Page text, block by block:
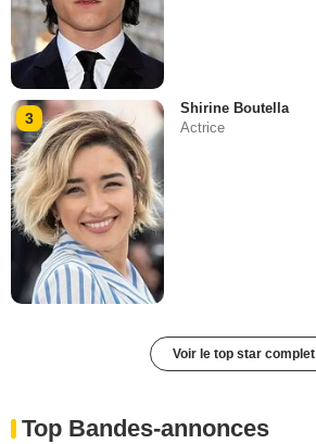
3
Shirine Boutella
Actrice
Voir le top star complet
Top Bandes-annonces